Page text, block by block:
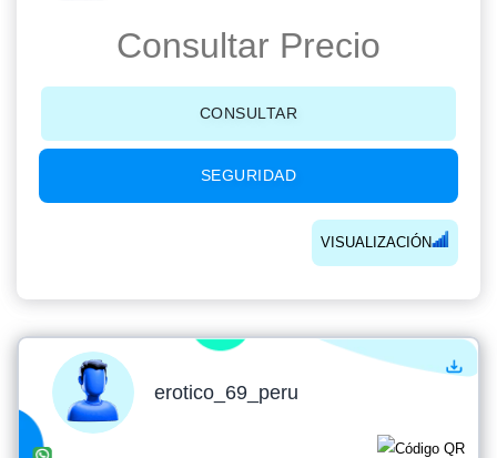
Consultar Precio
CONSULTAR
SEGURIDAD
VISUALIZACIÓN
erotico_69_peru